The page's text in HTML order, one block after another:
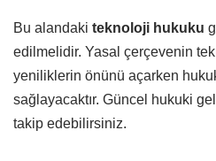
Bu alandaki teknoloji hukuku
edilmelidir. Yasal çerçevenin
yeniliklerin önünü açarken
sağlayacaktır. Güncel hukuki
takip edebilirsiniz.